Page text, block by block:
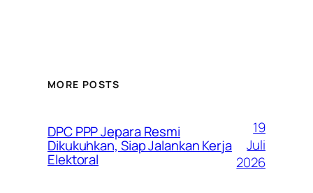
MORE POSTS
DPC PPP Jepara Resmi
Dikukuhkan, Siap Jalankan Kerja
Elektoral
19
Juli
2026